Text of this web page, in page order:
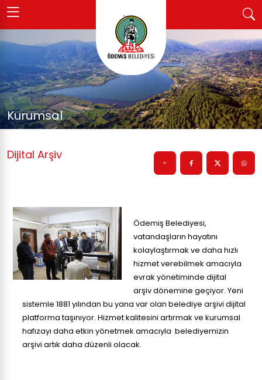
Kurumsal
Dijital Arşiv
Ödemiş Belediyesi,
vatandaşların hayatını
kolaylaştırmak ve daha hızlı
hizmet verebilmek amacıyla
evrak yönetiminde dijital
arşiv dönemine geçiyor. Yeni
sistemle 1881 yılından bu yana var olan belediye arşivi dijital
platforma taşınıyor. Hizmet kalitesini artırmak ve kurumsal
hafızayı daha etkin yönetmek amacıyla belediyemizin
arşivi artık daha düzenli olacak.